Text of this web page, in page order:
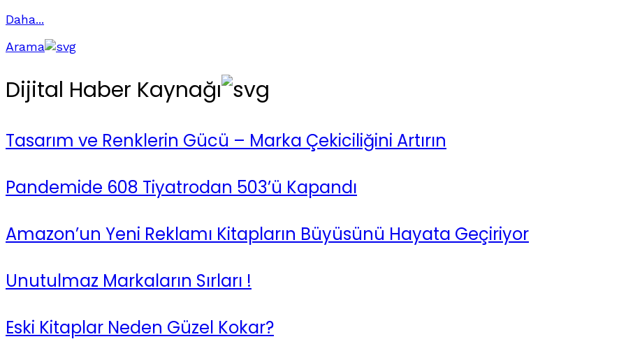
Daha...
Arama
Dijital Haber Kaynağı
Tasarım ve Renklerin Gücü – Marka Çekiciliğini Artırın
Pandemide 608 Tiyatrodan 503’ü Kapandı
Amazon’un Yeni Reklamı Kitapların Büyüsünü Hayata Geçiriyor
Unutulmaz Markaların Sırları !
Eski Kitaplar Neden Güzel Kokar?